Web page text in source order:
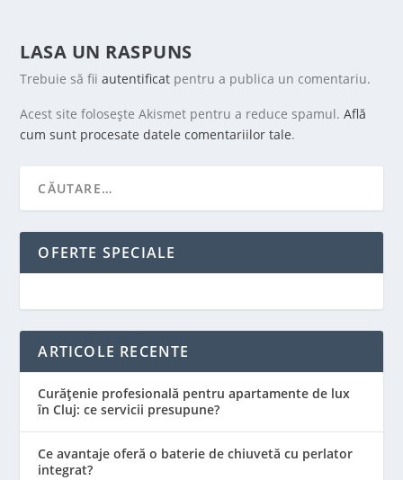
LASA UN RASPUNS
Trebuie să fiiautentificat pentru a publica un comentariu.
Acest site folosește Akismet pentru a reduce spamul.Află
cum sunt procesate datele comentariilor tale.
OFERTE SPECIALE
ARTICOLE RECENTE
Curățenie profesională pentru apartamente de lux
în Cluj: ce servicii presupune?
Ce avantaje oferă o baterie de chiuvetă cu perlator
integrat?